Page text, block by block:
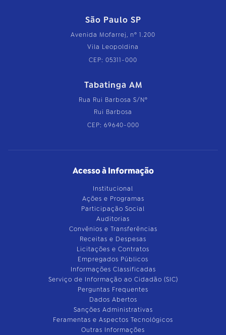
São Paulo SP
Avenida Mofarrej, nº 1.200
Vila Leopoldina
CEP: 05311-000
Tabatinga AM
Rua Rui Barbosa S/Nº
Rui Barbosa
CEP: 69640-000
Acesso à Informação
Institucional
Ações e Programas
Participação Social
Auditorias
Convênios e Transferências
Receitas e Despesas
Licitações e Contratos
Empregados Públicos
Informações Classificadas
Serviço de Informação ao Cidadão (SIC)
Perguntas Frequentes
Dados Abertos
Sanções Administrativas
Feramentas e Aspectos Tecnológicos
Outras Informações